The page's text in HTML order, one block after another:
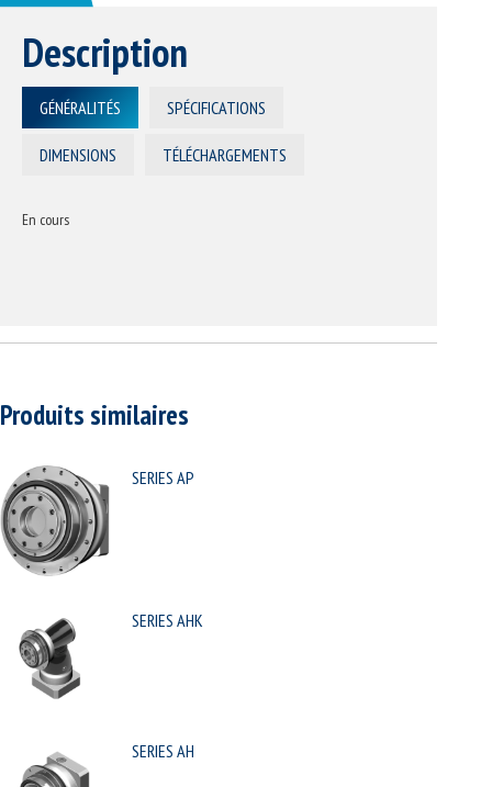
Description
GÉNÉRALITÉS SPÉCIFICATIONS
DIMENSIONS TÉLÉCHARGEMENTS
En cours
Produits similaires
SERIES AP
SERIES AHK
SERIES AH